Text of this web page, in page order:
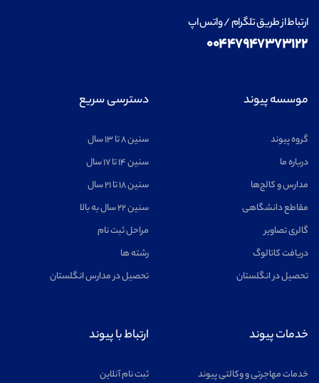
ارتباط از طریق تلگرام / واتس اپ
۰۰۴۴۷۹۴۷۳۷۳۱۲۲
موسسه پیوند
گروه پیوند
درباره ما
مدارس و کالج‌ها
مقاطع دانشگاهی
گالری تصاویر
دریافت کاتالوگ
تحصیل در انگلستان
دسترسی سریع
سنین ۸ تا ۱۳ سال
سنین ۱۴ تا ۱۷ سال
سنین ۱۸ تا ۲۱ سال
سنین ۲۲ سال به بالا
مراحل ثبت نام
رشته ها
تحصیل در مدارس انگلستان
خدمات پیوند
خدمات مهاجرتی و وکالتی پیوند
ارتباط با پیوند
ثبت نام آنلاین